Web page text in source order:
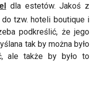
dla estetów. Jakoś z
tzw. hoteli boutique i
podkreślić, że jego
tak by można było
ale także by było to